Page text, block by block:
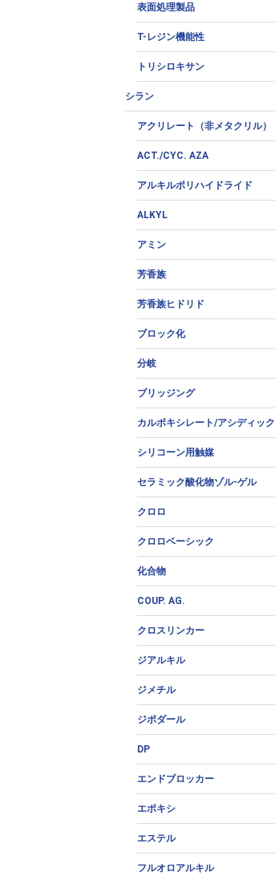
表面処理製品
T-レジン機能性
トリシロキサン
シラン
アクリレート（非メタクリル）
ACT./CYC. AZA
アルキルポリハイドライド
ALKYL
アミン
芳香族
芳香族ヒドリド
ブロック化
分岐
ブリッジング
カルボキシレート/アシディック
シリコーン用触媒
セラミック酸化物ゾル-ゲル
クロロ
クロロベーシック
化合物
COUP. AG.
クロスリンカー
ジアルキル
ジメチル
ジポダール
DP
エンドブロッカー
エポキシ
エステル
フルオロアルキル